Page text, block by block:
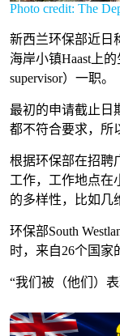
Photo credit: The
新西兰环保部近日
海岸小镇Haast上
supervisor）一职。
最初的申请截止日
都不符合要求，所
根据环保部在招聘
工作，工作地点在
的多样性，比如几
环保部South
时，来自26个国家
“我们被（他们）